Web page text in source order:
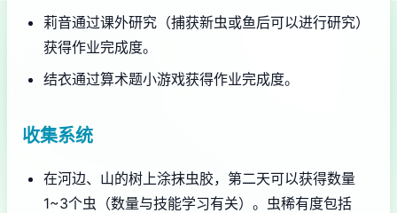
莉音通过课外研究（捕获新虫或鱼后可以进行研究）
获得作业完成度。
结衣通过算术题小游戏获得作业完成度。
收集系统
在河边、山的树上涂抹虫胶，第二天可以获得数量
1~3个虫（数量与技能学习有关）。虫稀有度包括